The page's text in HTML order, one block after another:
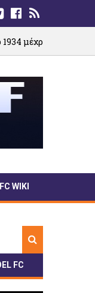
Η διαδρομή της
WIKI
FC